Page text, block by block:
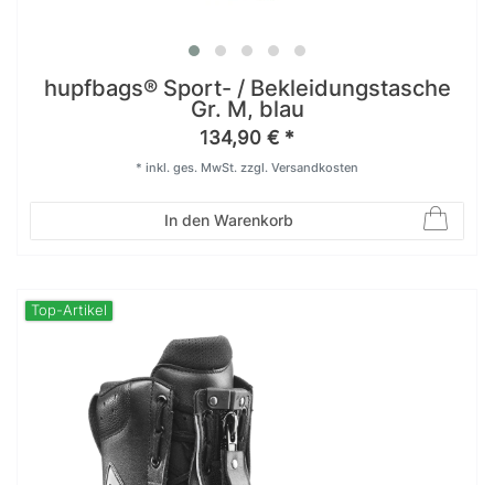
hupfbags® Sport- / Bekleidungstasche
Gr. M, blau
134,90 € *
In den Warenkorb
* inkl. ges. MwSt. zzgl. Versandkosten
Top-Artikel